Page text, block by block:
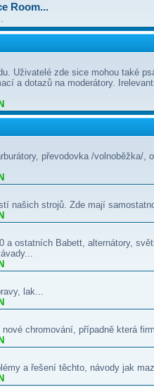
Room...
Uživatelé zde sice mohou také
a dotazů na moderátory.
převodovka /volnoběžka/,
našich strojů. Zde mají
a ostatních Babett, alternátory,
lak...
chromování, případně která
a řešení těchto, návody jak